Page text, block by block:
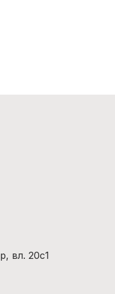
вл. 20с1